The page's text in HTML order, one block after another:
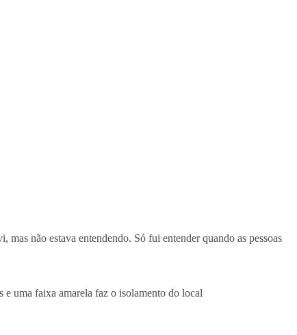
não estava entendendo. Só fui entender quando as pessoas
e uma faixa amarela faz o isolamento do local